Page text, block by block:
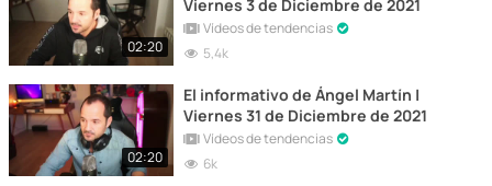
02:20
Viernes 3 de Diciembre de 2021
Vídeos de tendencias
5,4k
02:20
El informativo de Ángel Martín |
Viernes 31 de Diciembre de 2021
Vídeos de tendencias
6k